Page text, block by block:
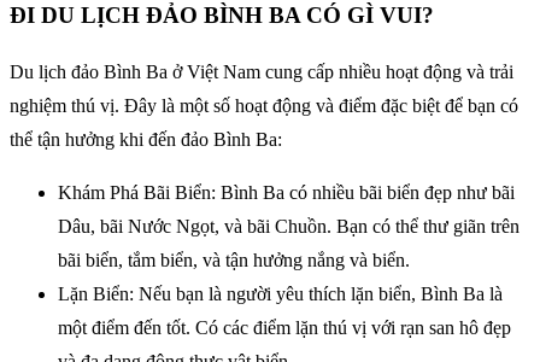
ĐI DU LỊCH ĐẢO BÌNH BA CÓ GÌ VUI?
Du lịch đảo Bình Ba ở Việt Nam cung cấp nhiều hoạt động và trải
nghiệm thú vị. Đây là một số hoạt động và điểm đặc biệt để bạn có
thể tận hưởng khi đến đảo Bình Ba:
Khám Phá Bãi Biển: Bình Ba có nhiều bãi biển đẹp như bãi
Dâu, bãi Nước Ngọt, và bãi Chuồn. Bạn có thể thư giãn trên
bãi biển, tắm biển, và tận hưởng nắng và biển.
Lặn Biển: Nếu bạn là người yêu thích lặn biển, Bình Ba là
một điểm đến tốt. Có các điểm lặn thú vị với rạn san hô đẹp